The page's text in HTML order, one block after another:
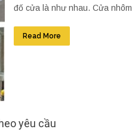
đố cửa là như nhau. Cửa
Read More
yêu cầu